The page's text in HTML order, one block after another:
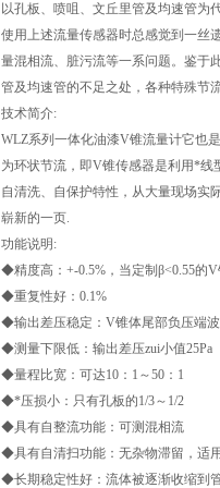
以孔板、喷咀、文丘里管及均速管为
使用上述流量传感器时总感觉到一丝
量混相流、脏污流等一系问题。鉴于
管及均速管的不足之处，各种特殊节
技术简介:
WLZ系列 一体化油漆V锥流量计它也
为环状节流，即V锥传感器是利用*线
自清洗、自保护特性，从大量现场实
崭新的一页.
功能说明:
◆精度高：+-0.5%，当定制β<0.55的
◆重复性好：0.1%
◆输出差压稳定：V锥体尾部负压端
◆测量下限低：输出差压zui小值25Pa
◆量程比宽：可达10：1～50：1
◆*压损小：只有孔板的1/3～1/2
◆具有自整流功能：可测混相流
◆具有自清扫功能：无杂物滞留，适
◆长期稳定性好：流体被逐渐收缩到